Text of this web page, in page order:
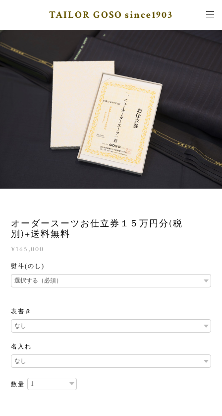
TAILOR GOSO since1903
オーダースーツお仕立券１５万円分(税
別)+送料無料
¥165,000
熨斗(のし)
表書き
名入れ
数量